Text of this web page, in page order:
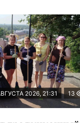
2026, 21:31 13